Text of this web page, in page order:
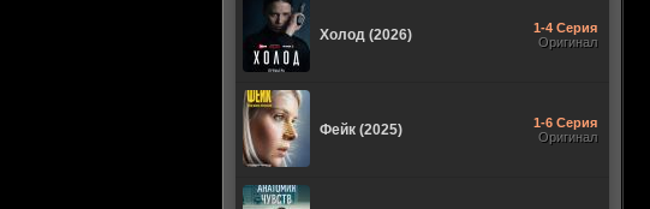
Холод (2026)
1-4 Серия
Оригинал
Фейк (2025)
1-6 Серия
Оригинал